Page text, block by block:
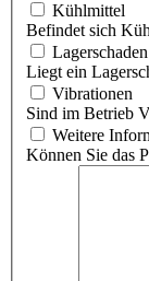
Kühlmittel
Befindet sich
Lagerschaden
Liegt ein
Vibrationen
Sind im Betrieb
Weitere
Können Sie das